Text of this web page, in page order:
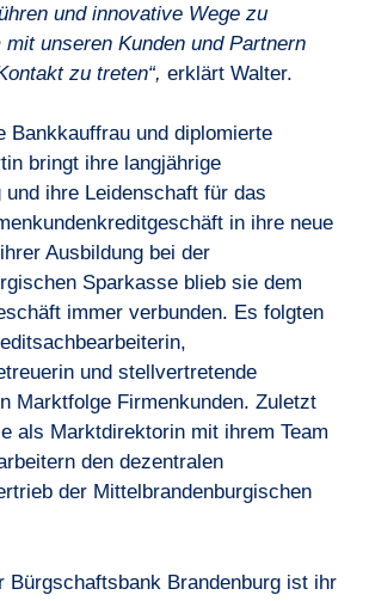
und innovative Wege zu
unseren Kunden und Partnern
zu treten“, erklärt Walter.
Bankkauffrau und diplomierte
bringt ihre langjährige
und ihre Leidenschaft für das
in ihre neue
Ausbildung bei der
Sparkasse blieb sie dem
immer verbunden. Es folgten
und stellvertretende
Marktfolge Firmenkunden. Zuletzt
als Marktdirektorin mit ihrem Team
den dezentralen
der Mittelbrandenburgischen
Bürgschaftsbank Brandenburg ist ihr